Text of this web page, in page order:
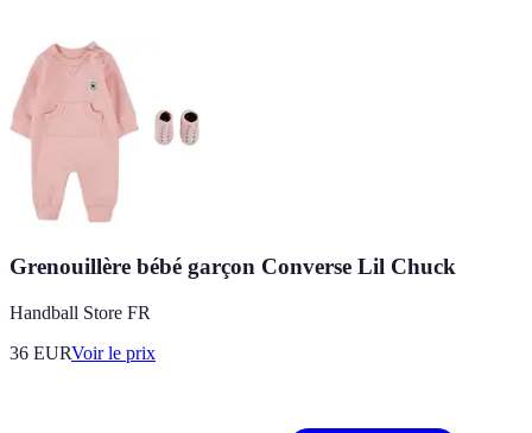
Grenouillère bébé garçon Converse Lil Chuck
Handball Store FR
36 EURVoir le prix